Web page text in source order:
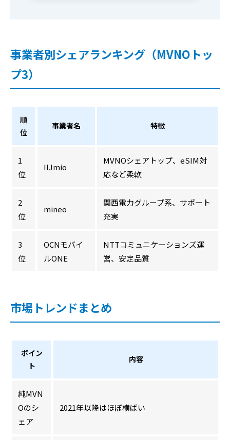
事業者別シェアランキング（MVNOトッ
プ3）
順
位
事業者名 特徴
1
位
IIJmio
MVNOシェアトップ、eSIM対
応など柔軟
2
位
mineo
関西電力グループ系、サポート
充実
3
位
OCNモバイ
ルONE
NTTコミュニケーションズ運
営、安定品質
市場トレンドまとめ
ポイン
ト
内容
純MVN
Oのシ
ェア
2021年以降はほぼ横ばい